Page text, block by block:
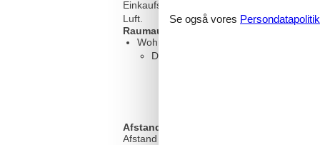
Einkaufsmöglichkeiten gibt es in direkter
Luft.
Raumaufteilung
Wohn-/Schlafzimmer, 2 Personen
Doppelbett - Size: 151-180 cm
Afstand
Afstand vandresti/cykelsti >500m
Se også vores Persondatapolitik